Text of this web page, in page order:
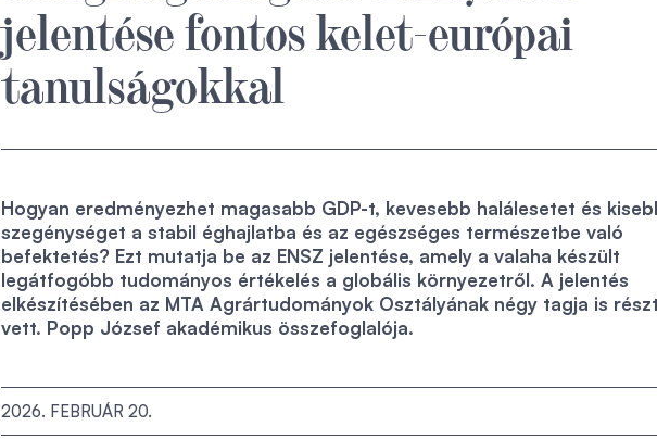
jelentése fontos kelet-európai
tanulságokkal
Hogyan eredményezhet magasabb GDP-t, kevesebb halálesetet és
szegénységet a stabil éghajlatba és az egészséges természetbe való
befektetés? Ezt mutatja be az ENSZ jelentése, amely a valaha készült
legátfogóbb tudományos értékelés a globális környezetről. A jelentés
elkészítésében az MTA Agrártudományok Osztályának négy tagja is
vett. Popp József akadémikus összefoglalója.
2026. FEBRUÁR 20.